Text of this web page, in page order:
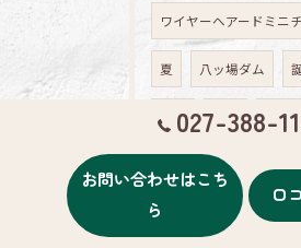
ワイヤーヘアードミニ
夏 八ッ場ダム
公園 散歩 お知
ダックスフンド
シェットランドシープド
027-388-
お問い合わせはこち
ら
口